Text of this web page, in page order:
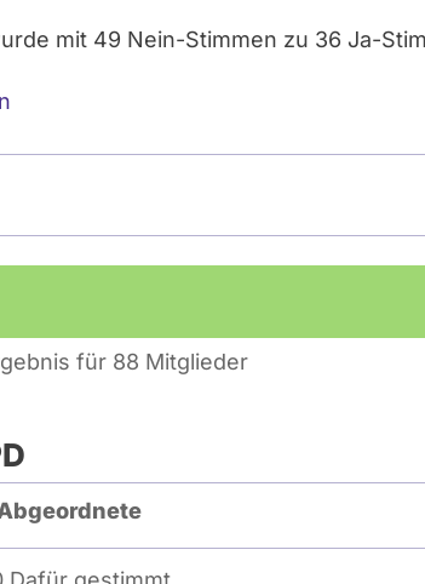
mit 49 Nein-Stimmen zu 36 Ja-
für 88 Mitglieder